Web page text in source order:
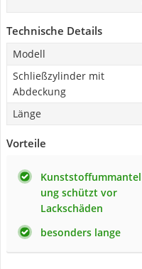
Technische Details
Modell
Schließzylinder mit
Abdeckung
Länge
Vorteile
Kunststoffummantel
ung schützt vor
Lackschäden
besonders lange